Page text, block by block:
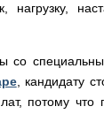
со
, кандидату
потому что